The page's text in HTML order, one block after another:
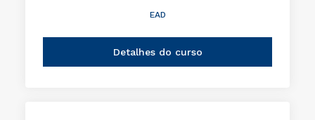
EAD
Detalhes do curso